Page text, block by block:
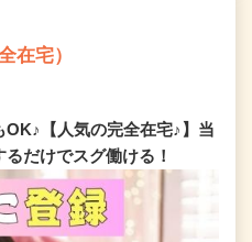
在宅）
【人気の完全在宅♪】当
だけでスグ働ける！